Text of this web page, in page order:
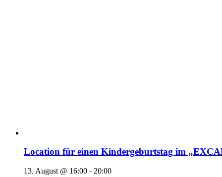
Location für einen Kindergeburtstag im
13. August @ 16:00 - 20:00